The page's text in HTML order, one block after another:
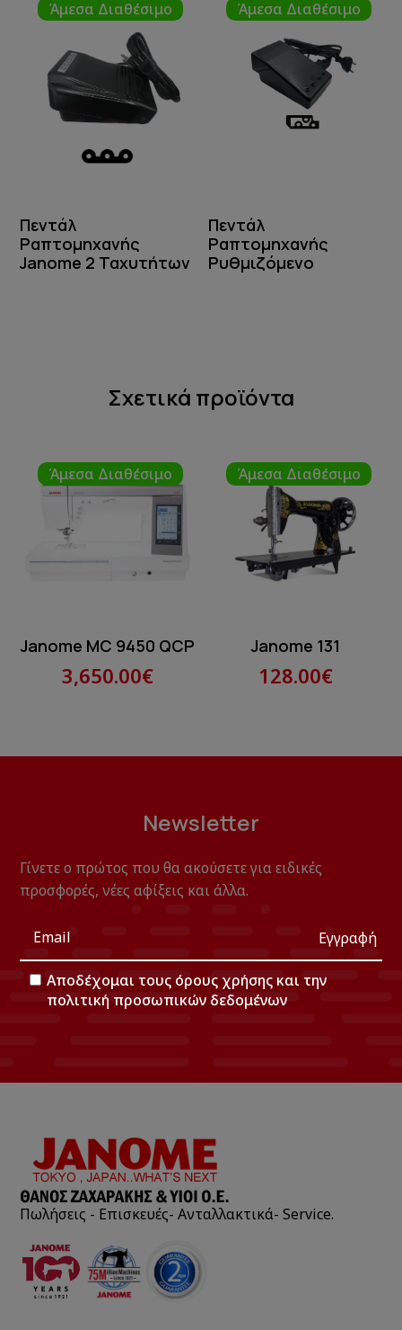
Άμεσα Διαθέσιμο
Πεντάλ
Ραπτομηχανής
Janome 2 Ταχυτήτων
Άμεσα Διαθέσιμο
Πεντάλ
Ραπτομηχανής
Ρυθμιζόμενο
Σχετικά προϊόντα
Άμεσα Διαθέσιμο
Janome MC 9450 QCP
3,650.00€
Άμεσα Διαθέσιμο
Janome 131
128.00€
Newsletter
Γίνετε ο πρώτος που θα ακούσετε για ειδικές
προσφορές, νέες αφίξεις και άλλα.
Εγγραφή
Αποδέχομαι τους όρους χρήσης και την
πολιτική προσωπικών δεδομένων
Πωλήσεις - Επισκευές- Ανταλλακτικά- Service.